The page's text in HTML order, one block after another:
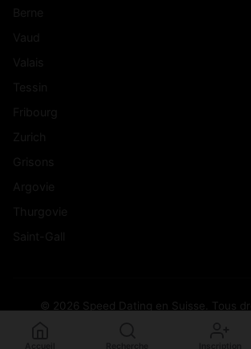
© 2026 Speed Dating en Suisse. Tous